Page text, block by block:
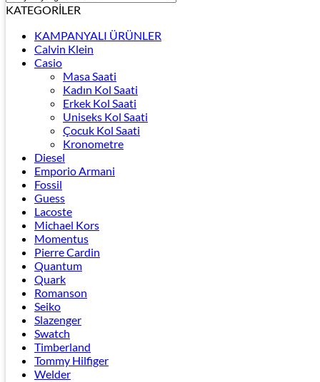
KATEGORİLER
KAMPANYALI ÜRÜNLER
Calvin Klein
Casio
Masa Saati
Kadın Kol Saati
Erkek Kol Saati
Uniseks Kol Saati
Çocuk Kol Saati
Kronometre
Diesel
Emporio Armani
Fossil
Guess
Lacoste
Michael Kors
Momentus
Pierre Cardin
Quantum
Quark
Romanson
Seiko
Slazenger
Swatch
Timberland
Tommy Hilfiger
Welder